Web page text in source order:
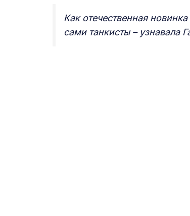
Как отечественная
сами танкисты – узнавала